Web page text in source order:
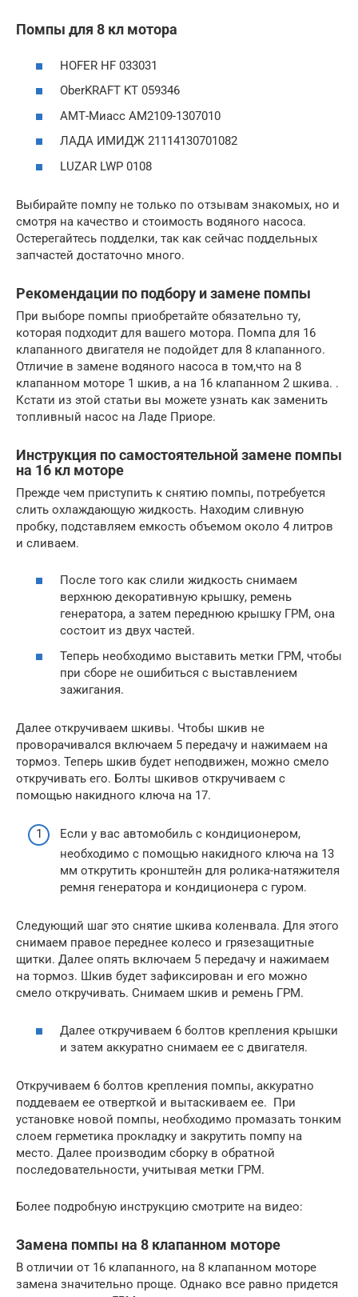
Помпы для 8 кл мотора
HOFER HF 033031
OberKRAFT KT 059346
АМТ-Миасс AM2109-1307010
ЛАДА ИМИДЖ 21114130701082
LUZAR LWP 0108
Выбирайте помпу не только по отзывам знакомых, но и
смотря на качество и стоимость водяного насоса.
Остерегайтесь подделки, так как сейчас поддельных
запчастей достаточно много.
Рекомендации по подбору и замене помпы
При выборе помпы приобретайте обязательно ту,
которая подходит для вашего мотора. Помпа для 16
клапанного двигателя не подойдет для 8 клапанного.
Отличие в замене водяного насоса в том,что на 8
клапанном моторе 1 шкив, а на 16 клапанном 2 шкива. .
Кстати из этой статьи вы можете узнать как заменить
топливный насос на Ладе Приоре.
Инструкция по самостоятельной замене помпы
на 16 кл моторе
Прежде чем приступить к снятию помпы, потребуется
слить охлаждающую жидкость. Находим сливную
пробку, подставляем емкость объемом около 4 литров
и сливаем.
После того как слили жидкость снимаем
верхнюю декоративную крышку, ремень
генератора, а затем переднюю крышку ГРМ, она
состоит из двух частей.
Теперь необходимо выставить метки ГРМ, чтобы
при сборе не ошибиться с выставлением
зажигания.
Далее откручиваем шкивы. Чтобы шкив не
проворачивался включаем 5 передачу и нажимаем на
тормоз. Теперь шкив будет неподвижен, можно смело
откручивать его. Болты шкивов откручиваем с
помощью накидного ключа на 17.
Если у вас автомобиль с кондиционером,
необходимо с помощью накидного ключа на 13
мм открутить кронштейн для ролика-натяжителя
ремня генератора и кондиционера с гуром.
Следующий шаг это снятие шкива коленвала. Для этого
снимаем правое переднее колесо и грязезащитные
щитки. Далее опять включаем 5 передачу и нажимаем
на тормоз. Шкив будет зафиксирован и его можно
смело откручивать. Снимаем шкив и ремень ГРМ.
Далее откручиваем 6 болтов крепления крышки
и затем аккуратно снимаем ее с двигателя.
Откручиваем 6 болтов крепления помпы, аккуратно
поддеваем ее отверткой и вытаскиваем ее. При
установке новой помпы, необходимо промазать тонким
слоем герметика прокладку и закрутить помпу на
место. Далее производим сборку в обратной
последовательности, учитывая метки ГРМ.
Более подробную инструкцию смотрите на видео:
Замена помпы на 8 клапанном моторе
В отличии от 16 клапанного, на 8 клапанном моторе
замена значительно проще. Однако все равно придется